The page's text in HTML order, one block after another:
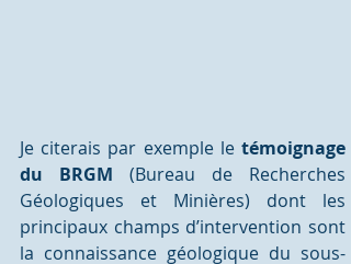
Je citerais par exemple le témoignage
du BRGM (Bureau de Recherches
Géologiques et Minières) dont les
principaux champs d’intervention sont
la connaissance géologique du sous-